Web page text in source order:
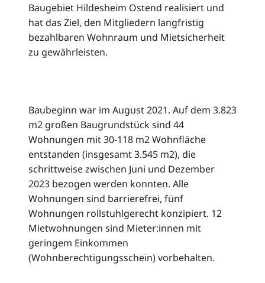
Baugebiet Hildesheim Ostend realisiert und
hat das Ziel, den Mitgliedern langfristig
bezahlbaren Wohnraum und Mietsicherheit
zu gewährleisten.
Baubeginn war im August 2021. Auf dem 3.823
m2 großen Baugrundstück sind 44
Wohnungen mit 30-118 m2 Wohnfläche
entstanden (insgesamt 3.545 m2), die
schrittweise zwischen Juni und Dezember
2023 bezogen werden konnten. Alle
Wohnungen sind barrierefrei, fünf
Wohnungen rollstuhlgerecht konzipiert. 12
Mietwohnungen sind Mieter:innen mit
geringem Einkommen
(Wohnberechtigungsschein) vorbehalten.